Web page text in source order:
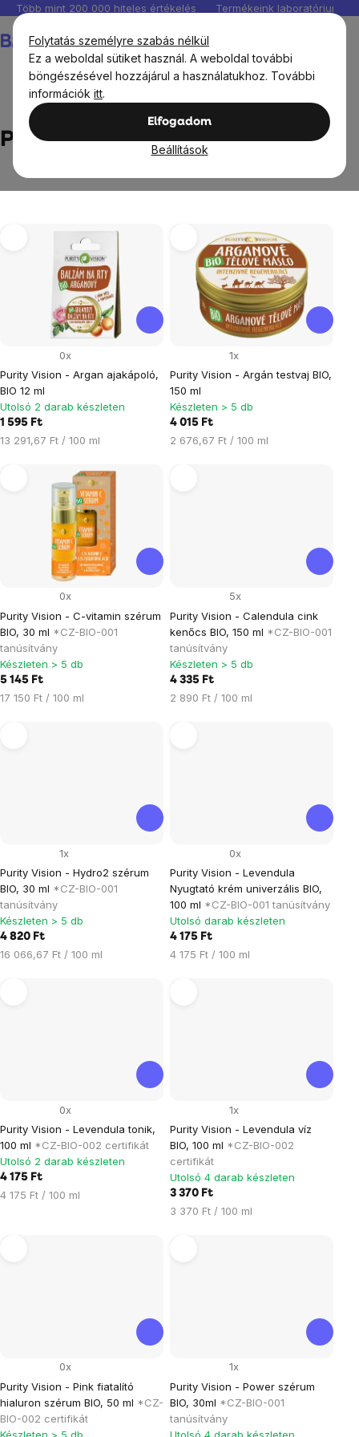
Folytatás személyre szabás nélkül
Ez a weboldal sütiket használ. A weboldal további
böngészésével hozzájárul a használatukhoz. További
információk itt.
Elfogadom
Beállítások
Ugrás
fő
tartalomhoz
Több mint 200 000 hiteles értékelés Termékeink
PURITY VISION
PURITY VISION
Termékek
Purity Vision - Argan ajakápoló,
BIO 12 ml
0x
Utolsó 2 darab készleten
1 595 Ft
Egységár:
13 291,67 Ft / 100 ml
Purity Vision - Argán testvaj BIO,
150 ml
1x
Készleten > 5 db
4 015 Ft
Egységár:
2 676,67 Ft / 100 ml
Purity Vision - C-vitamin szérum
BIO, 30 ml *CZ-BIO-001
tanúsítvány
0x
Készleten > 5 db
5 145 Ft
Egységár:
17 150 Ft / 100 ml
Purity Vision - Calendula cink
kenőcs BIO, 150 ml *CZ-BIO-001
tanúsítvány
5x
Készleten > 5 db
4 335 Ft
Egységár:
2 890 Ft / 100 ml
Purity Vision - Hydro2 szérum
BIO, 30 ml *CZ-BIO-001
tanúsítvány
1x
Készleten > 5 db
4 820 Ft
Egységár:
16 066,67 Ft / 100 ml
Purity Vision - Levendula
Nyugtató krém univerzális BIO,
100 ml *CZ-BIO-001 tanúsítvány
0x
Utolsó darab készleten
4 175 Ft
Egységár:
4 175 Ft / 100 ml
Purity Vision - Levendula tonik,
100 ml *CZ-BIO-002 certifikát
0x
Utolsó 2 darab készleten
4 175 Ft
Egységár:
4 175 Ft / 100 ml
Purity Vision - Levendula víz
BIO, 100 ml *CZ-BIO-002
certifikát
1x
Utolsó 4 darab készleten
3 370 Ft
Egységár:
3 370 Ft / 100 ml
Purity Vision - Pink fiatalító
hialuron szérum BIO, 50 ml *CZ-
BIO-002 certifikát
0x
Készleten > 5 db
Purity Vision - Power szérum
BIO, 30ml *CZ-BIO-001
tanúsítvány
1x
Utolsó 4 darab készleten